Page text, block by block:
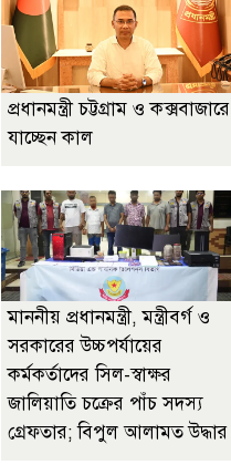
প্রধানমন্ত্রী চট্টগ্রাম ও কক্সবাজারে
যাচ্ছেন কাল
মাননীয় প্রধানমন্ত্রী, মন্ত্রীবর্গ ও
সরকারের উচ্চপর্যায়ের
কর্মকর্তাদের সিল-স্বাক্ষর
জালিয়াতি চক্রের পাঁচ সদস্য
গ্রেফতার; বিপুল আলামত উদ্ধার